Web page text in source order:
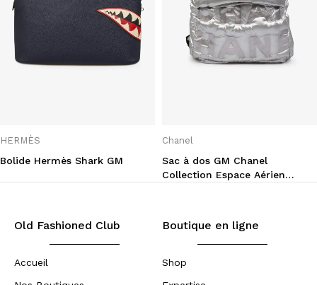
HERMÈS
Bolide Hermès Shark GM
Chanel
Sac à dos GM Chanel
Collection Espace Aérien
Old Fashioned Club
Accueil
Boutique en ligne
Shop